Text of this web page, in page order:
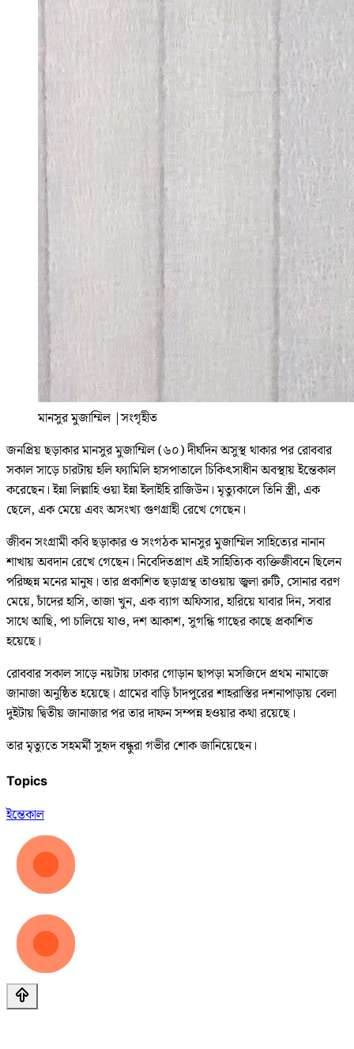
মানসুর মুজাম্মিল |সংগৃহীত
জনপ্রিয় ছড়াকার মানসুর মুজাম্মিল (৬০) দীর্ঘদিন অসুস্থ থাকার পর রোববার
সকাল সাড়ে চারটায় হলি ফ্যামিলি হাসপাতালে চিকিৎসাধীন অবস্থায় ইন্তেকাল
করেছেন। ইন্না লিল্লাহি ওয়া ইন্না ইলাইহি রাজিউন। মৃত্যুকালে তিনি স্ত্রী, এক
ছেলে, এক মেয়ে এবং অসংখ্য গুণগ্রাহী রেখে গেছেন।
জীবন সংগ্রামী কবি ছড়াকার ও সংগঠক মানসুর মুজাম্মিল সাহিত্যের নানান
শাখায় অবদান রেখে গেছেন। নিবেদিতপ্রাণ এই সাহিত্যিক ব্যক্তিজীবনে ছিলেন
পরিচ্ছন্ন মনের মানুষ। তার প্রকাশিত ছড়াগ্রন্থ তাওয়ায় জ্বলা রুটি, সোনার বরণ
মেয়ে, চাঁদের হাসি, তাজা খুন, এক ব্যাগ অফিসার, হারিয়ে যাবার দিন, সবার
সাথে আছি, পা চালিয়ে যাও, দশ আকাশ, সুগন্ধি গাছের কাছে প্রকাশিত
হয়েছে।
রোববার সকাল সাড়ে নয়টায় ঢাকার গোড়ান ছাপড়া মসজিদে প্রথম নামাজে
জানাজা অনুষ্ঠিত হয়েছে। গ্রামের বাড়ি চাঁদপুরের শাহরাস্তির দশনাপাড়ায় বেলা
দুইটায় দ্বিতীয় জানাজার পর তার দাফন সম্পন্ন হওয়ার কথা রয়েছে।
তার মৃত্যুতে সহমর্মী সুহৃদ বন্ধুরা গভীর শোক জানিয়েছেন।
Topics
ইন্তেকাল